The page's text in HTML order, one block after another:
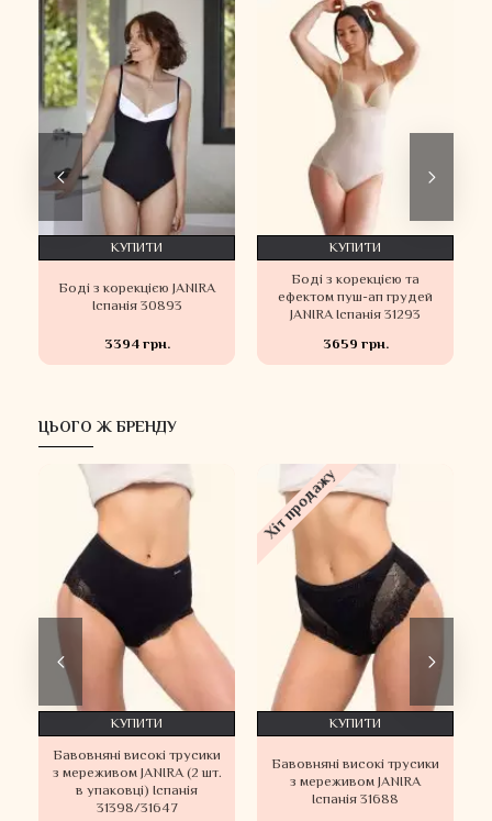
Боді з корекцією JANIRA
Іспанія 30893
3394 грн.
КУПИТИ
Боді з корекцією та
ефектом пуш-ап грудей
JANIRA Іспанія 31293
3659 грн.
КУПИТИ
ЦЬОГО Ж БРЕНДУ
Бавовняні високі трусики
з мереживом JANIRA (2 шт.
в упаковці) Іспанія
31398/31647
КУПИТИ
Хіт продажу
Бавовняні високі трусики
з мереживом JANIRA
Іспанія 31688
КУПИТИ